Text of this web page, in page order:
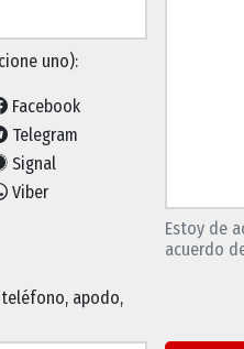
uno):
Facebook
Telegram
Signal
Viber
apodo,
Estoy de
acuerdo